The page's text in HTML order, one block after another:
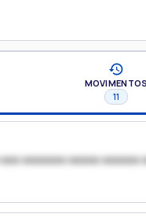
MOVIMENTOS
11
xxxxxxx xxxxx xxxxxx